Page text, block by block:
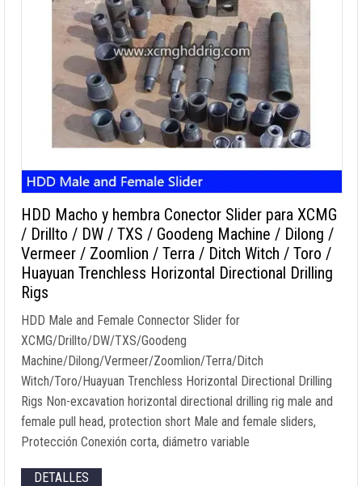
HDD Macho y hembra Conector Slider para XCMG
/ Drillto / DW / TXS / Goodeng Machine / Dilong /
Vermeer / Zoomlion / Terra / Ditch Witch / Toro /
Huayuan Trenchless Horizontal Directional Drilling
Rigs
HDD Male and Female Connector Slider for
XCMG/Drillto/DW/TXS/Goodeng
Machine/Dilong/Vermeer/Zoomlion/Terra/Ditch
Witch/Toro/Huayuan Trenchless Horizontal Directional Drilling
Rigs Non-excavation horizontal directional drilling rig male and
female pull head, protection short Male and female sliders,
Protección Conexión corta, diámetro variable
DETALLES